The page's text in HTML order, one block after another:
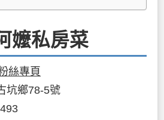
嬤私房菜
絲專頁
坑鄉78-5號